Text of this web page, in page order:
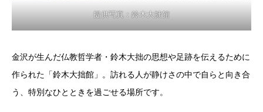
提供写真：鈴木大拙館
金沢が生んだ仏教哲学者・鈴木大拙の思想や足跡を伝えるために
作られた「鈴木大拙館」。訪れる人が静けさの中で自らと向き合
う、特別なひとときを過ごせる場所です。